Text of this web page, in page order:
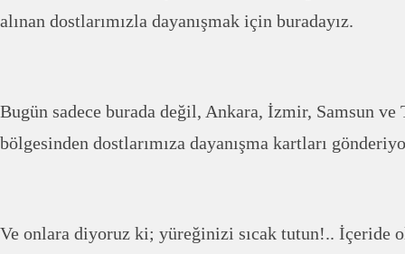
alınan dostlarımızla dayanışmak için buradayız.
Bugün sadece burada değil, Ankara, İzmir, Samsun
bölgesinden dostlarımıza dayanışma kartları
Ve onlara diyoruz ki; yüreğinizi sıcak tutun!.. İçeride